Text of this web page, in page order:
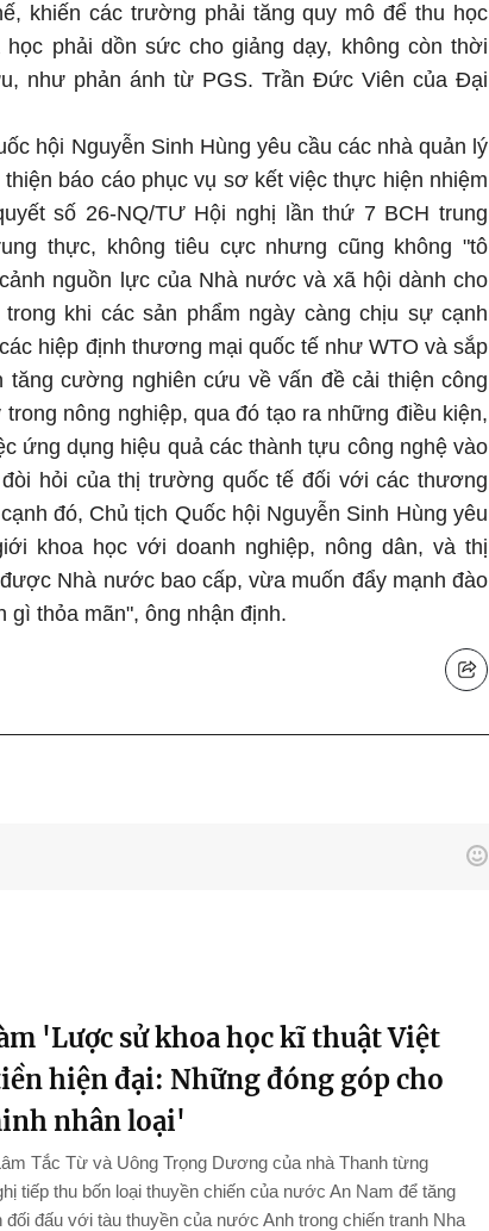
khiến các trường phải tăng quy mô để thu học
phải dồn sức cho giảng dạy, không còn thời
như phản ánh từ PGS. Trần Đức Viên của Đại
hội Nguyễn Sinh Hùng yêu cầu các nhà quản lý
báo cáo phục vụ sơ kết việc thực hiện nhiệm
số 26-NQ/TƯ Hội nghị lần thứ 7 BCH trung
thực, không tiêu cực nhưng cũng không "tô
nguồn lực của Nhà nước và xã hội dành cho
khi các sản phẩm ngày càng chịu sự cạnh
hiệp định thương mại quốc tế như WTO và sắp
tăng cường nghiên cứu về vấn đề cải thiện công
nông nghiệp, qua đó tạo ra những điều kiện,
ứng dụng hiệu quả các thành tựu công nghệ vào
hỏi của thị trường quốc tế đối với các thương
đó, Chủ tịch Quốc hội Nguyễn Sinh Hùng yêu
khoa học với doanh nghiệp, nông dân, và thị
Nhà nước bao cấp, vừa muốn đẩy mạnh đào
gì thỏa mãn", ông nhận định.
'Lược sử khoa học kĩ thuật Việt
hiện đại: Những đóng góp cho
nhân loại'
Tắc Từ và Uông Trọng Dương của nhà Thanh từng
tiếp thu bốn loại thuyền chiến của nước An Nam để tăng
đấu với tàu thuyền của nước Anh trong chiến tranh Nha